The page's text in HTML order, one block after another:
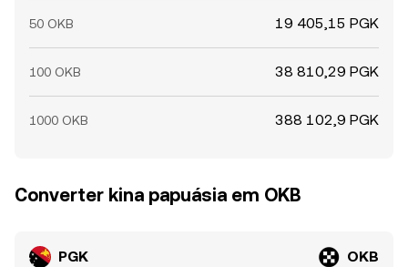
50 OKB 19 405,15 PGK
100 OKB 38 810,29 PGK
1000 OKB 388 102,9 PGK
Converter kina papuásia em OKB
PGK OKB